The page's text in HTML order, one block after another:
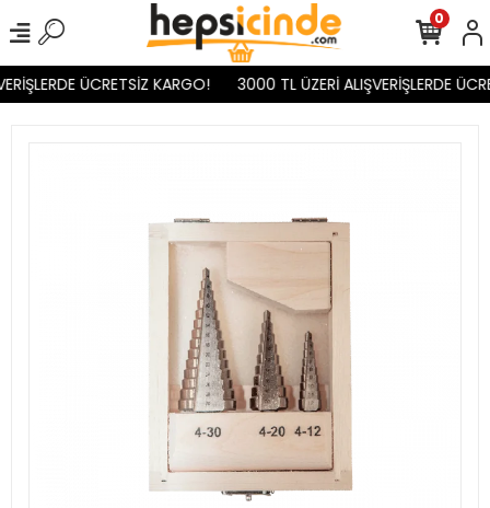
ÜCRETSİZ KARGO! 3000 TL ÜZERİ ALIŞVERİŞLERDE
0